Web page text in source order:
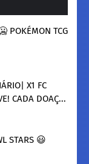
POKÉMON TCG
X1 FC
CADA DOAÇ...
STARS 😃